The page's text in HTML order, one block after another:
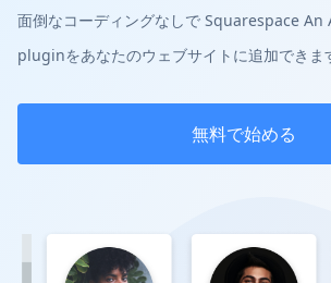
面倒なコーディングなしで Squarespace
pluginをあなたのウェブサイトに追加できま
無料で始める